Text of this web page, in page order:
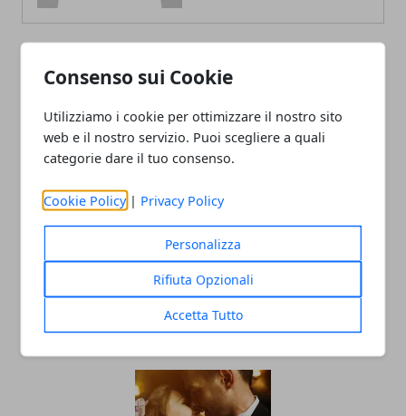
Consenso sui Cookie
Utilizziamo i cookie per ottimizzare il nostro sito
web e il nostro servizio. Puoi scegliere a quali
categorie dare il tuo consenso.
Cookie Policy | Privacy Policy
Personalizza
Rifiuta Opzionali
Accetta Tutto
ARTICOLI CORRELATI
Luna di miele on the road: come godersi
al meglio l’esperienza
20/02/2024